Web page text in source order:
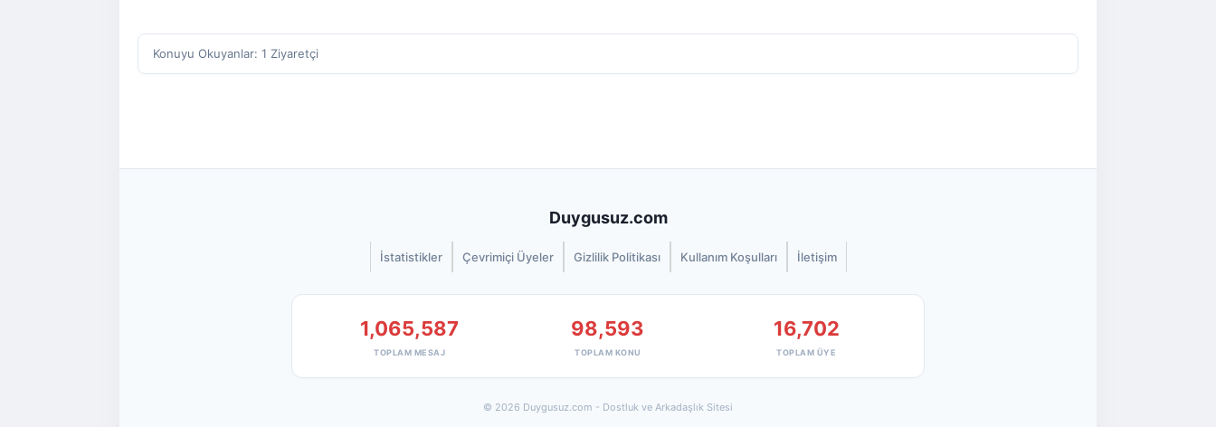
Konuyu Okuyanlar: 1 Ziyaretçi
Duygusuz.com
İstatistikler Çevrimiçi Üyeler Gizlilik Politikası Kullanım Koşulları İletişim
1,065,587
TOPLAM MESAJ
98,593
TOPLAM KONU
16,702
TOPLAM ÜYE
© 2026 Duygusuz.com - Dostluk ve Arkadaşlık Sitesi